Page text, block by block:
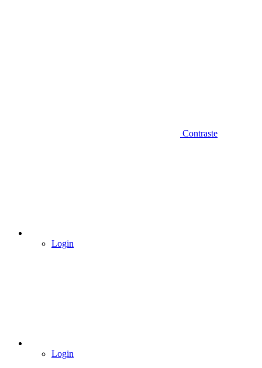
Contraste
Login
Login